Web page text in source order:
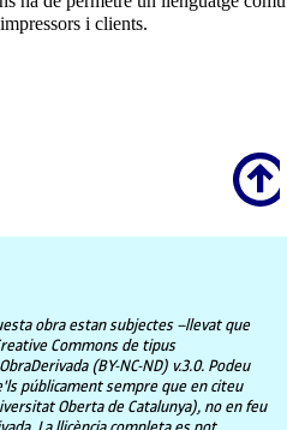
i clients.
Scroll
obra estan subjectes –llevat que
Commons de tipus
(BY-NC-ND) v.3.0. Podeu
públicament sempre que en citeu
Oberta de Catalunya), no en feu